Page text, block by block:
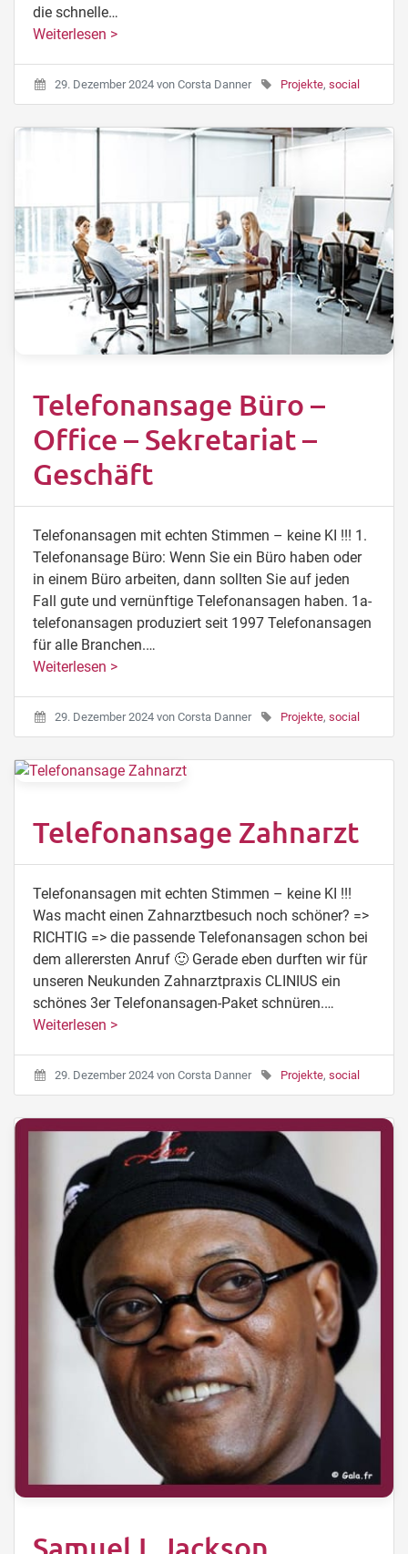
die schnelle…
Weiterlesen >
29. Dezember 2024 von Corsta Danner Projekte, social
Telefonansage Büro –
Office – Sekretariat –
Geschäft
Telefonansagen mit echten Stimmen – keine KI !!! 1.
Telefonansage Büro: Wenn Sie ein Büro haben oder
in einem Büro arbeiten, dann sollten Sie auf jeden
Fall gute und vernünftige Telefonansagen haben. 1a-
telefonansagen produziert seit 1997 Telefonansagen
für alle Branchen.…
Weiterlesen >
29. Dezember 2024 von Corsta Danner Projekte, social
Telefonansage Zahnarzt
Telefonansagen mit echten Stimmen – keine KI !!!
Was macht einen Zahnarztbesuch noch schöner? =>
RICHTIG => die passende Telefonansagen schon bei
dem allerersten Anruf 🙂 Gerade eben durften wir für
unseren Neukunden Zahnarztpraxis CLINIUS ein
schönes 3er Telefonansagen-Paket schnüren.…
Weiterlesen >
29. Dezember 2024 von Corsta Danner Projekte, social